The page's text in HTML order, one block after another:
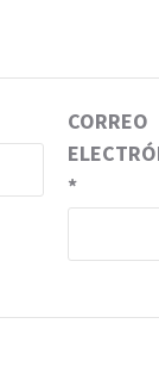
CORREO
*